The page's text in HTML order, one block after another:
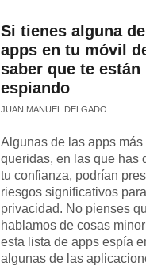
Si tienes alguna
apps en tu móvil
saber que te están
espiando
JUAN MANUEL DELGADO
Algunas de las apps
queridas, en las que has
tu confianza, podrían
riesgos significativos
privacidad. No pienses
hablamos de cosas
esta lista de apps espía
algunas de las